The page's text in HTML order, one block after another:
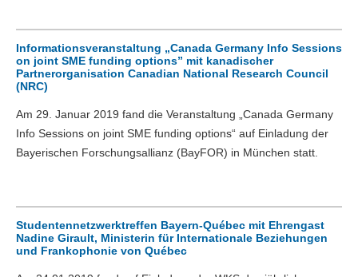
Informationsveranstaltung „Canada Germany Info Sessions
on joint SME funding options” mit kanadischer
Partnerorganisation Canadian National Research Council
(NRC)
Am 29. Januar 2019 fand die Veranstaltung „Canada Germany
Info Sessions on joint SME funding options“ auf Einladung der
Bayerischen Forschungsallianz (BayFOR) in München statt.
Studentennetzwerktreffen Bayern-Québec mit Ehrengast
Nadine Girault, Ministerin für Internationale Beziehungen
und Frankophonie von Québec